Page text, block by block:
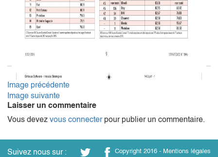
Image précédente
Image suivante
Laisser un commentaire
Vous devez vous connecterpour publier un commentaire.
Suivez nous sur : Copyright 2016 - Mentions légales